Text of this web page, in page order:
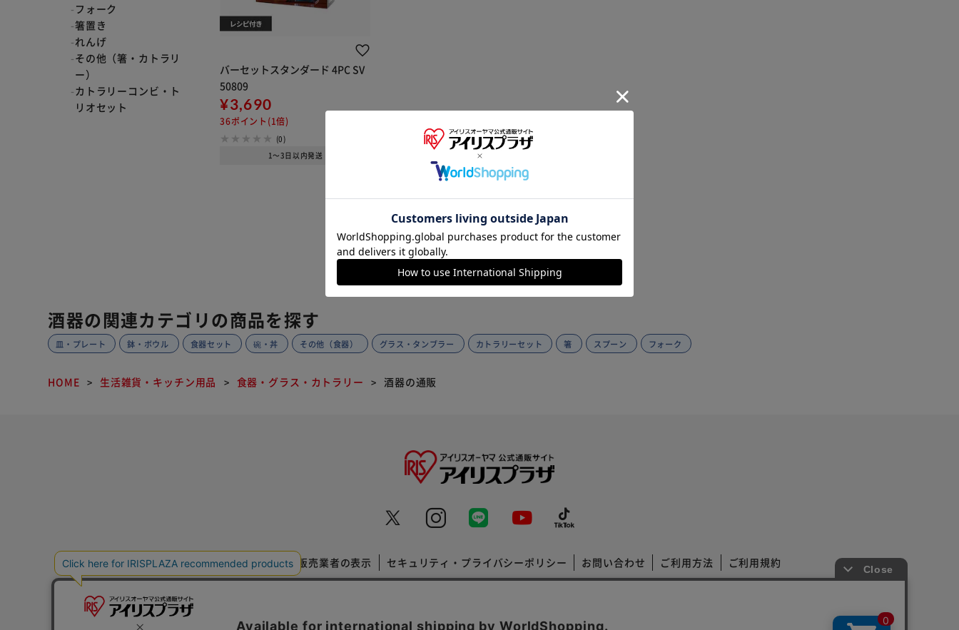
フォーク
箸置き
れんげ
その他（箸・カトラリ
ー）
カトラリーコンビ・ト
リオセット
バーセットスタンダード 4PC SV
50809
¥3,690
36ポイント(1倍)
(0)
1～3日以内発送
1
酒器の関連カテゴリの商品を探す
皿・プレート 鉢・ボウル 食器セット 碗・丼 その他（食器） グラス・タンブラー カトラリーセット 箸 スプーン フォーク
HOME 生活雑貨・キッチン用品 食器・グラス・カトラリー 酒器の通販
特定商取引法に基づく通信販売業者の表示 セキュリティ・プライバシーポリシー お問い合わせ ご利用方法 ご利用規約
※ご確認ください